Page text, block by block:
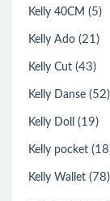
Kelly 40CM (5)
Kelly Ado (21)
Kelly Cut (43)
Kelly Danse (52)
Kelly Doll (19)
Kelly pocket
Kelly Wallet (78)